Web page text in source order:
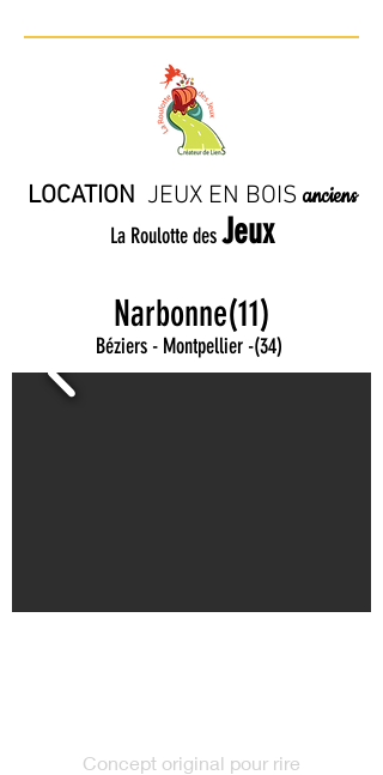
LOCATION JEUX EN BOIS anciens
La Roulotte des Jeux
Narbonne(11)
Béziers - Montpellier -(34)
Concept original pour rire